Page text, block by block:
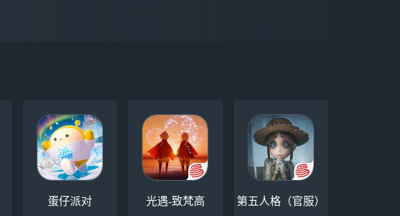
蛋仔派对 光遇-致梵高 第五人格（官服）